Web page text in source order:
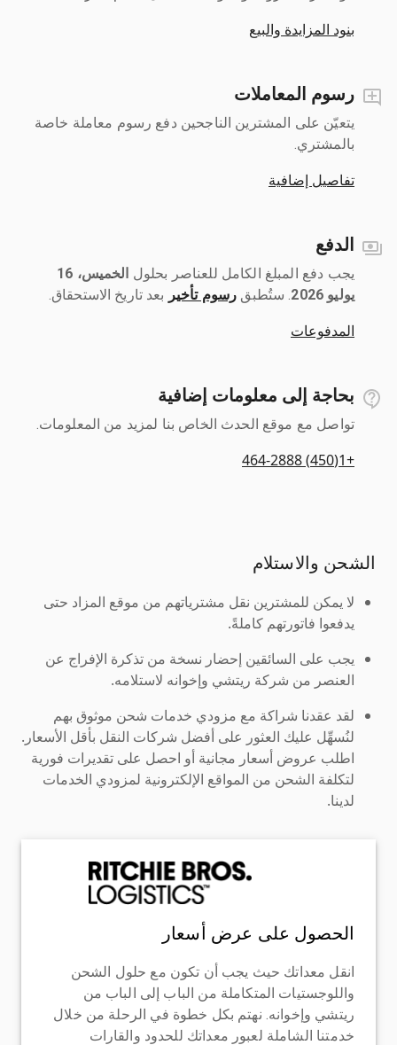
بنود المزايدة والبيع
رسوم المعاملات
يتعيّن على المشترين الناجحين دفع رسوم معاملة خاصة
بالمشتري.
تفاصيل إضافية
الدفع
يجب دفع المبلغ الكامل للعناصر بحلول ‎
الخميس، 16
يوليو 2026
رسوم تأخير بعد تاريخ الاستحقاق.
المدفوعات
بحاجة إلى معلومات إضافية
تواصل مع موقع الحدث الخاص بنا لمزيد من المعلومات.
+1(450) 464-2888
الشحن والاستلام
لا يمكن للمشترين نقل مشترياتهم من موقع المزاد حتى
يدفعوا فاتورتهم كاملةً.
يجب على السائقين إحضار نسخة من تذكرة الإفراج عن
العنصر من شركة ريتشي وإخوانه لاستلامه.
لقد عقدنا شراكة مع مزودي خدمات شحن موثوق بهم
لنُسهِّل عليك العثور على أفضل شركات النقل بأقل الأسعار.
اطلب عروض أسعار مجانية أو احصل على تقديرات فورية
لتكلفة الشحن من المواقع الإلكترونية لمزودي الخدمات
لدينا.
الحصول على عرض أسعار
انقل معداتك حيث يجب أن تكون مع حلول الشحن
واللوجستيات المتكاملة من الباب إلى الباب من
ريتشي وإخوانه. نهتم بكل خطوة في الرحلة من خلال
خدمتنا الشاملة لعبور معداتك للحدود والقارات